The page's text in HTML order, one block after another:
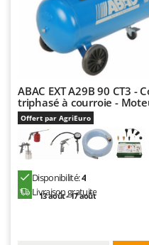
ABAC EXT A29B 90 CT3
triphasé à courroie -
Offert par AgriEuro
Disponibilité:4
Livraison gratuite
13 août - 17 août